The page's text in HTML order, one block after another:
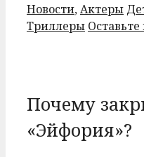
Рубрики
Новости,Актеры
Триллеры
Почему
«Эйфория»?